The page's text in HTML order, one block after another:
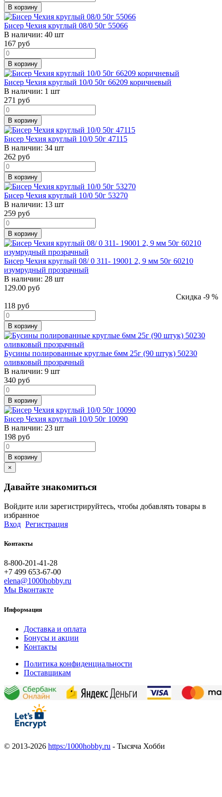
В корзину
Бисер Чехия круглый 08/0 50г 55066
В наличии: 40 шт
167 руб
В корзину
Бисер Чехия круглый 10/0 50г 66209 коричневый
В наличии: 1 шт
271 руб
В корзину
Бисер Чехия круглый 10/0 50г 47115
В наличии: 34 шт
262 руб
В корзину
Бисер Чехия круглый 10/0 50г 53270
В наличии: 13 шт
259 руб
В корзину
Бисер Чехия круглый 08/ 0 311- 19001 2, 9 мм 50г 60210
изумрудный прозрачный
В наличии: 28 шт
129.00 руб
Скидка -9 %
118 руб
В корзину
Бусины полированные круглые 6мм 25г (90 штук) 50230
оливковый прозрачный
В наличии: 9 шт
340 руб
В корзину
Бисер Чехия круглый 10/0 50г 10090
В наличии: 23 шт
198 руб
В корзину
×
Давайте знакомиться
Войдите или зарегистрируйтесь, чтобы добавлять товары в
избранное
Вход Регистрация
Контакты
8-800-201-41-28
+7 499 653-67-00
elena@1000hobby.ru
Мы Вконтакте
Информация
Доставка и оплата
Бонусы и акции
Контакты
Политика конфиденциальности
Поставщикам
© 2013-2026 https:/1000hobby.ru - Тысяча Хобби